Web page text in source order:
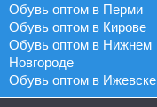
Обувь оптом в Перми
Обувь оптом в Кирове
Обувь оптом в Нижнем
Новгороде
Обувь оптом в Ижевске